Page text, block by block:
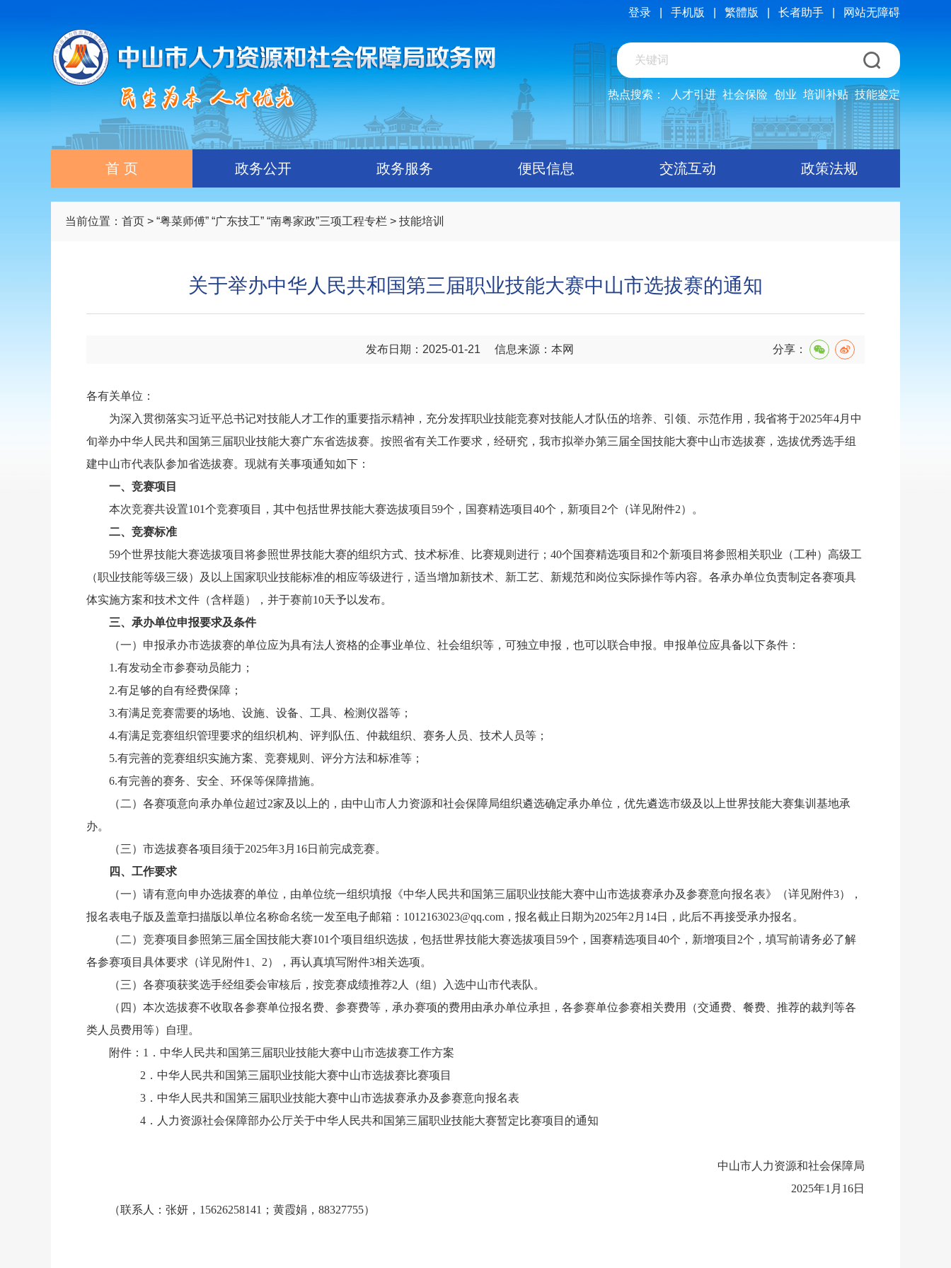
登录 手机版 繁體版 长者助手 网站无障碍
热点搜索： 人才引进 社会保险 创业 培训补贴 技能鉴定
首 页 政务公开 政务服务 便民信息 交流互动 政策法规
当前位置： 首页 > “粤菜师傅” “广东技工” “南粤家政”三项工程专栏 > 技能培训
关于举办中华人民共和国第三届职业技能大赛中山市选拔赛的通知
发布日期：2025-01-21 信息来源：本网 分享：
各有关单位：
为深入贯彻落实习近平总书记对技能人才工作的重要指示精神，充分发挥职业技能竞赛对技能人才队伍的培养、引领、示范作用，我省将于2025年4月中
旬举办中华人民共和国第三届职业技能大赛广东省选拔赛。按照省有关工作要求，经研究，我市拟举办第三届全国技能大赛中山市选拔赛，选拔优秀选手组
建中山市代表队参加省选拔赛。现就有关事项通知如下：
一、竞赛项目
本次竞赛共设置101个竞赛项目，其中包括世界技能大赛选拔项目59个，国赛精选项目40个，新项目2个（详见附件2）。
二、竞赛标准
59个世界技能大赛选拔项目将参照世界技能大赛的组织方式、技术标准、比赛规则进行；40个国赛精选项目和2个新项目将参照相关职业（工种）高级工
（职业技能等级三级）及以上国家职业技能标准的相应等级进行，适当增加新技术、新工艺、新规范和岗位实际操作等内容。各承办单位负责制定各赛项具
体实施方案和技术文件（含样题），并于赛前10天予以发布。
三、承办单位申报要求及条件
（一）申报承办市选拔赛的单位应为具有法人资格的企事业单位、社会组织等，可独立申报，也可以联合申报。申报单位应具备以下条件：
1.有发动全市参赛动员能力；
2.有足够的自有经费保障；
3.有满足竞赛需要的场地、设施、设备、工具、检测仪器等；
4.有满足竞赛组织管理要求的组织机构、评判队伍、仲裁组织、赛务人员、技术人员等；
5.有完善的竞赛组织实施方案、竞赛规则、评分方法和标准等；
6.有完善的赛务、安全、环保等保障措施。
（二）各赛项意向承办单位超过2家及以上的，由中山市人力资源和社会保障局组织遴选确定承办单位，优先遴选市级及以上世界技能大赛集训基地承
办。
（三）市选拔赛各项目须于2025年3月16日前完成竞赛。
四、工作要求
（一）请有意向申办选拔赛的单位，由单位统一组织填报《中华人民共和国第三届职业技能大赛中山市选拔赛承办及参赛意向报名表》（详见附件3），
报名表电子版及盖章扫描版以单位名称命名统一发至电子邮箱： 1012163023@qq.com ，报名截止日期为2025年2月14日，此后不再接受承办报名。
（二）竞赛项目参照第三届全国技能大赛101个项目组织选拔，包括世界技能大赛选拔项目59个，国赛精选项目40个，新增项目2个，填写前请务必了解
各参赛项目具体要求（详见附件1、2），再认真填写附件3相关选项。
（三）各赛项获奖选手经组委会审核后，按竞赛成绩推荐2人（组）入选中山市代表队。
（四）本次选拔赛不收取各参赛单位报名费、参赛费等，承办赛项的费用由承办单位承担，各参赛单位参赛相关费用（交通费、餐费、推荐的裁判等各
类人员费用等）自理。
附件：1．中华人民共和国第三届职业技能大赛中山市选拔赛工作方案
2．中华人民共和国第三届职业技能大赛中山市选拔赛比赛项目
3．中华人民共和国第三届职业技能大赛中山市选拔赛承办及参赛意向报名表
4．人力资源社会保障部办公厅关于中华人民共和国第三届职业技能大赛暂定比赛项目的通知
中山市人力资源和社会保障局
2025年1月16日
（联系人：张妍，15626258141；黄霞娟，88327755）